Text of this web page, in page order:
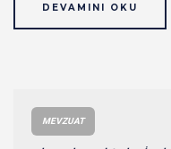
DEVAMINI OKU
MEVZUAT